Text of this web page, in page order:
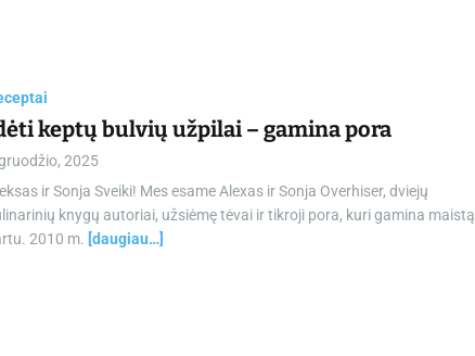
keptų bulvių užpilai – gamina pora
2025
ir Sonja Sveiki! Mes esame Alexas ir Sonja Overhiser, dviejų
knygų autoriai, užsiėmę tėvai ir tikroji pora, kuri gamina maistą
2010 m. [daugiau…]